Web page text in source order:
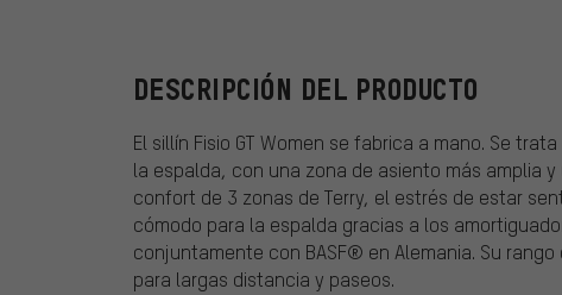
DESCRIPCIÓN DEL PRODUCTO
El sillín Fisio GT Women se fabrica a mano. Se
la espalda, con una zona de asiento más amplia
confort de 3 zonas de Terry, el estrés de estar
cómodo para la espalda gracias a los
conjuntamente con BASF® en Alemania. Su
para largas distancia y paseos.